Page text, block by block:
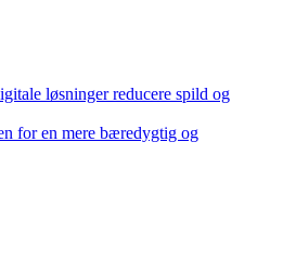
løsninger reducere spild og
for en mere bæredygtig og